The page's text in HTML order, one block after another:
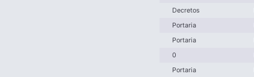
Decretos
Portaria
Portaria
0
Portaria